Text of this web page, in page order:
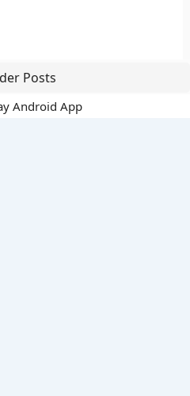
Posts
Android App